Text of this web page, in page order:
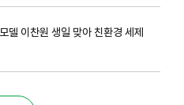
델 이찬원 생일 맞아 친환경 세제